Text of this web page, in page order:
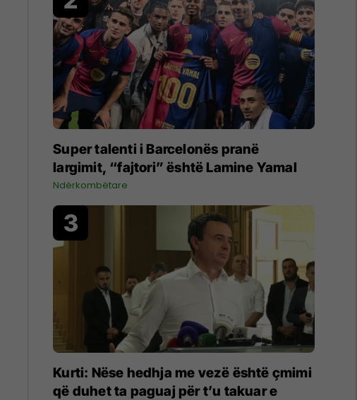
Super talenti i Barcelonës pranë
largimit, “fajtori” është Lamine Yamal
Ndërkombëtare
Kurti: Nëse hedhja me vezë është çmimi
që duhet ta paguaj për t’u takuar e